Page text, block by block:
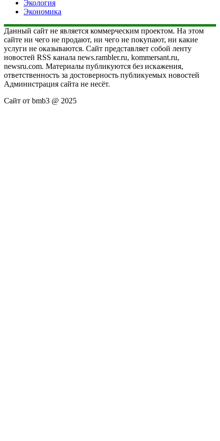
Экология
Экономика
Данный сайт не является коммерческим проектом. На этом
сайте ни чего не продают, ни чего не покупают, ни какие
услуги не оказываются. Сайт представляет собой ленту
новостей RSS канала news.rambler.ru, kommersant.ru,
newsru.com. Материалы публикуются без искажения,
ответственность за достоверность публикуемых новостей
Администрация сайта не несёт.
Сайт от bmb3 @ 2025